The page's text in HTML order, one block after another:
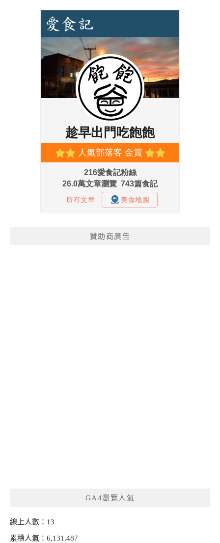
贊助商廣告
GA4瀏覽人氣
線上人數：13
累積人氣：6,131,487